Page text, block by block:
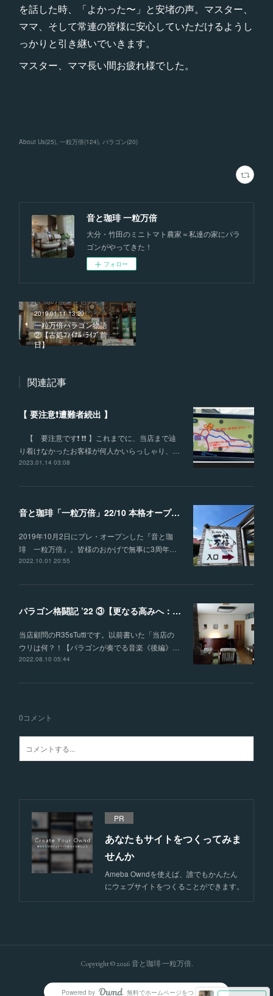
を話した時、「よかった〜」と安堵の声。マスター、
ママ、そして常連の皆様に安心していただけるようし
っかりと引き継いでいきます。
マスター、ママ長い間お疲れ様でした。
About Us(25) 一粒万倍(124) パラゴン(20)
音と珈琲 一粒万倍
大分・竹田のミニトマト農家＝私達の家にパラ
ゴンがやってきた！
フォロー
2019.01.11 13:20
一粒万倍パラゴン物語
②【古処ﾌｧｲﾅﾙ･ﾗｲﾌﾞ前
日】
関連記事
【 要注意❗️遭難者続出 】
【 要注意です❗️ ❗️❗️ 】これまでに、当店まで辿
り着けなかったお客様が何人かいらっしゃり、…
2023.01.14 03:08
音と珈琲「一粒万倍」22/10 本格オープン！
2019年10月2日にプレ・オープンした『音と珈
琲 一粒万倍』。皆様のおかげで無事に3周年…
2022.10.01 20:55
パラゴン格闘記 ’22 ③【更なる高みへ：ｼｽﾃﾑ調整】
当店顧問のR35sTuttiです。以前書いた「当店の
ウリは何？！【パラゴンが奏でる音楽《後編》…
2022.08.10 05:44
0コメント
PR
あなたもサイトをつくってみま
せんか
Ameba Owndを使えば、誰でもかんたん
にウェブサイトをつくることができます。
Copyright ©2026音と珈琲 一粒万倍.
Powered by 無料でホームページをつくろう